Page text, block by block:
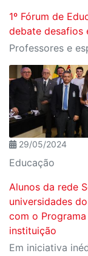
1º Fórum de
debate desafios
29/05/2024
Educação
Alunos da rede
universidades
com o
instituição